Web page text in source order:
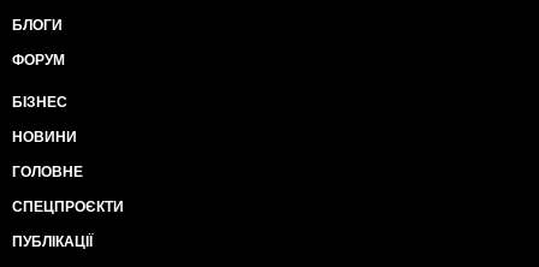
БЛОГИ
ФОРУМ
БІЗНЕС
НОВИНИ
ГОЛОВНЕ
СПЕЦПРОЄКТИ
ПУБЛІКАЦІЇ